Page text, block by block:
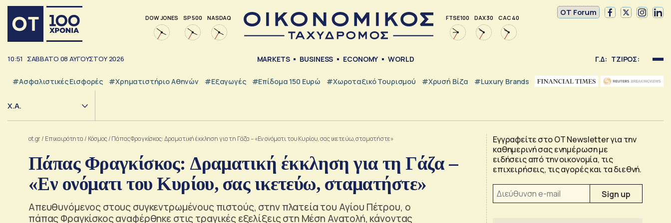
DOW JONES SP 500 NASDAQ FTSE 100 DAX 30 CAC 40
OT Forum
10:51 ΣΑΒΒΑΤΟ 08 ΑΥΓΟΥΣΤΟΥ 2026 MARKETS BUSINESS ECONOMY WORLD Γ.Δ: ΤΖΙΡΟΣ:
#Ασφαλιστικές Εισφορές #Χρηματιστήριο Αθηνών #εξαγωγές #Επίδομα 150 Ευρώ #Χωροταξικό Τουρισμού #Χρυσή Βίζα #luxury Brands
Χ.Α.
ot.gr/ Επικαιρότητα / Κόσμος/Πάπας Φραγκίσκος: Δραματική έκκληση για τη Γάζα – «Εν ονόματι του Κυρίου, σας ικετεύω, σταματήστε»
Πάπας Φραγκίσκος: Δραματική έκκληση για τη Γάζα –
«Εν ονόματι του Κυρίου, σας ικετεύω, σταματήστε»
Απευθυνόμενος στους συγκεντρωμένους πιστούς, στην πλατεία του Αγίου Πέτρου, ο
πάπας Φραγκίσκος αναφέρθηκε στις τραγικές εξελίξεις στη Μέση Ανατολή, κάνοντας
Εγγραφείτε στο OT Newsletter για την
καθημερινή σας ενημέρωση με
ειδήσεις από την οικονομία, τις
επιχειρήσεις, τις αγορές και τα διεθνή.